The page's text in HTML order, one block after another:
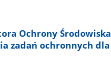
Ochrony Środowiska
zadań ochronnych dla